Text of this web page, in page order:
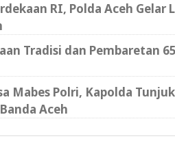
RI, Polda Aceh Gelar
Tradisi dan Pembaretan
Mabes Polri, Kapolda
Aceh